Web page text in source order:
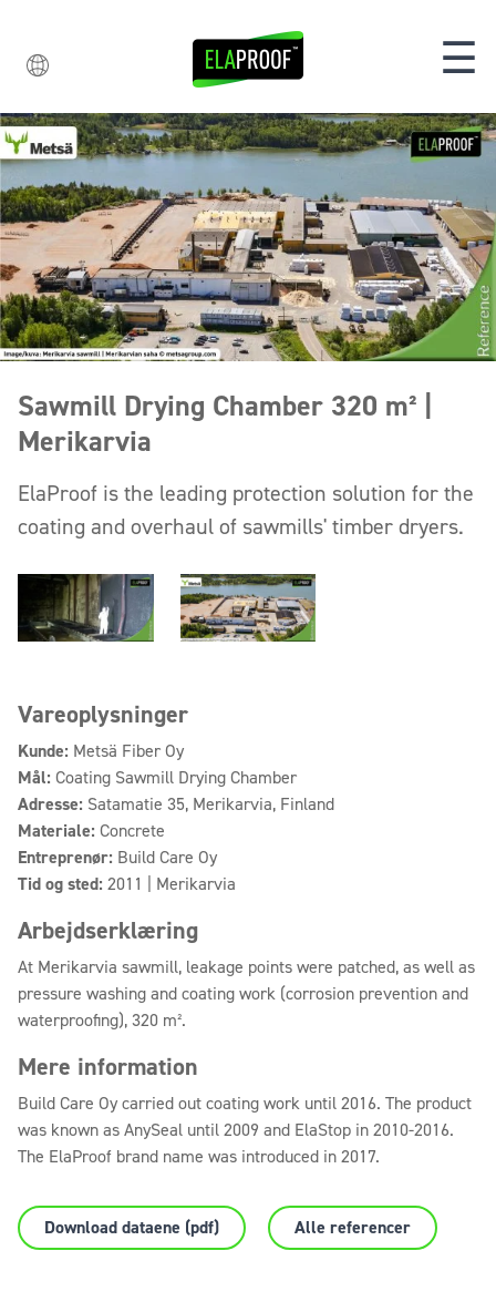
☰
Sawmill Drying Chamber 320 m² |
Merikarvia
ElaProof is the leading protection solution for the
coating and overhaul of sawmills' timber dryers.
Vareoplysninger
Kunde: Metsä Fiber Oy
Mål: Coating Sawmill Drying Chamber
Adresse: Satamatie 35, Merikarvia, Finland
Materiale: Concrete
Entreprenør: Build Care Oy
Tid og sted: 2011 | Merikarvia
Arbejdserklæring
At Merikarvia sawmill, leakage points were patched, as well as
pressure washing and coating work (corrosion prevention and
waterproofing), 320 m².
Mere information
Build Care Oy carried out coating work until 2016. The product
was known as AnySeal until 2009 and ElaStop in 2010-2016.
The ElaProof brand name was introduced in 2017.
Download dataene (pdf) Alle referencer